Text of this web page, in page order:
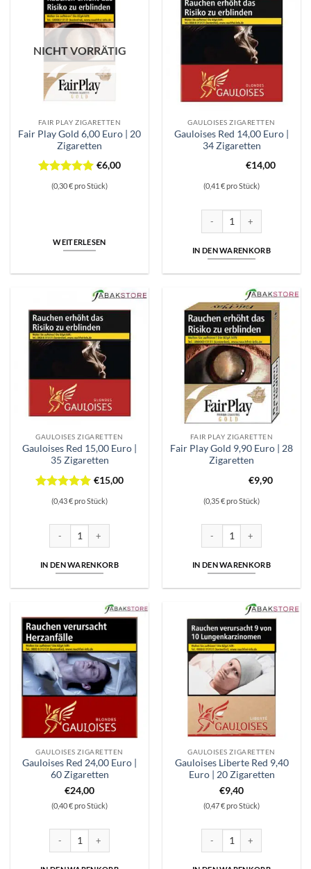
NICHT VORRÄTIG
FAIR PLAY ZIGARETTEN
Fair Play Gold 6,00 Euro | 20
Zigaretten
Bewertet
mit5
von
€6,00
(0,30 € pro Stück)
WEITERLESEN
GAULOISES ZIGARETTEN
Gauloises Red 14,00 Euro |
34 Zigaretten
€14,00
(0,41 € pro Stück)
IN DEN WARENKORB
GAULOISES ZIGARETTEN
Gauloises Red 15,00 Euro |
35 Zigaretten
Bewertet
mit5 von
€15,00
(0,43 € pro Stück)
Gauloises Red 15,00 Euro | 35 Zigaretten Menge
IN DEN WARENKORB
FAIR PLAY ZIGARETTEN
Fair Play Gold 9,90 Euro | 28
Zigaretten
€9,90
(0,35 € pro Stück)
Fair Play Gold 9,90 Euro | 28
IN DEN WARENKORB
GAULOISES ZIGARETTEN
Gauloises Red 24,00 Euro |
60 Zigaretten
€24,00
(0,40 € pro Stück)
Gauloises Red 24,00 Euro | 60 Zigaretten Menge
GAULOISES ZIGARETTEN
Gauloises Liberte Red 9,40
Euro | 20 Zigaretten
€9,40
(0,47 € pro Stück)
Gauloises Liberte Red 9,40